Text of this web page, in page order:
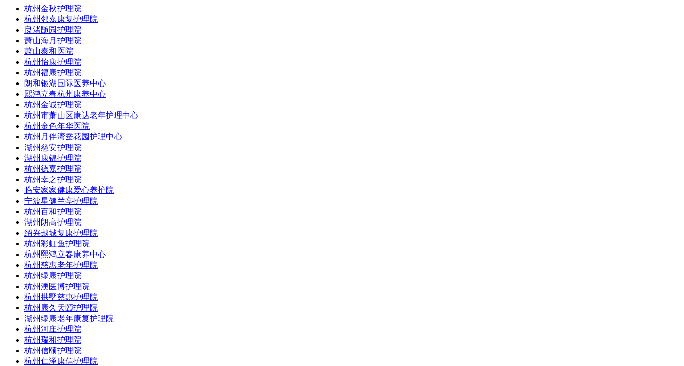
杭州金秋护理院
杭州邻嘉康复护理院
良渚随园护理院
萧山海月护理院
萧山泰和医院
杭州怡康护理院
杭州福康护理院
朗和银湖国际医养中心
熙鸿立春杭州康养中心
杭州金诚护理院
杭州市萧山区康达老年护理中心
杭州金色年华医院
杭州月伴湾蚕花园护理中心
湖州慈安护理院
湖州康锦护理院
杭州德嘉护理院
杭州幸之护理院
临安家家健康爱心养护院
宁波星健兰亭护理院
杭州百和护理院
湖州朗高护理院
绍兴越城复康护理院
杭州彩虹鱼护理院
杭州熙鸿立春康养中心
杭州慈惠老年护理院
杭州绿康护理院
杭州澳医博护理院
杭州拱墅慈惠护理院
杭州康久天颐护理院
湖州绿康老年康复护理院
杭州河庄护理院
杭州瑞和护理院
杭州信颐护理院
杭州仁泽康信护理院